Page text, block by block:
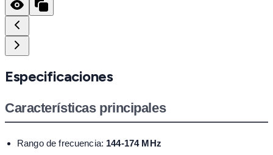
Especificaciones
Características principales
Rango de frecuencia: 144-174 MHz